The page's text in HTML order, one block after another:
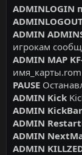
ADMINLOGIN
ADMIN
игрокам
ADMIN MAP
имя_карты.rom
PAUSE
ADMIN Kick
ADMIN
ADMIN
ADMIN
ADMIN